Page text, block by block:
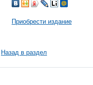
Приобрести издание
Назад в раздел